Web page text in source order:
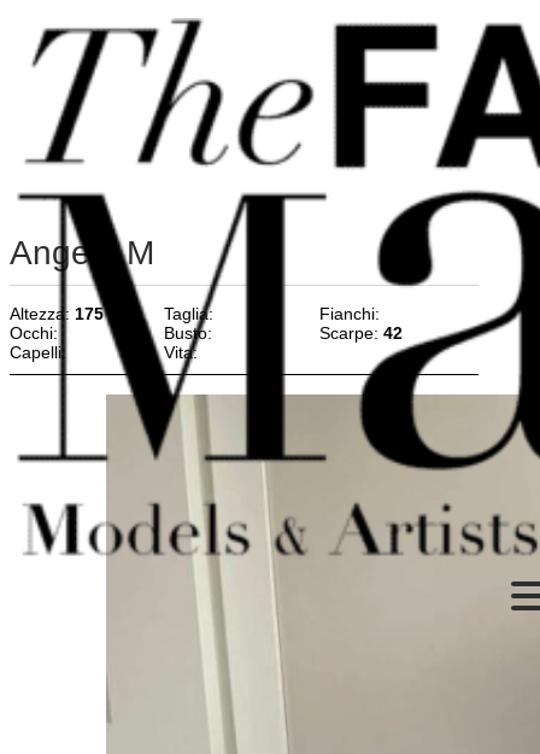
Vai al contenuto principale Vai al piè di pagina
Angelo M
Altezza: 175
Occhi:
Capelli:
Taglia:
Busto:
Vita:
Fianchi:
Scarpe: 42